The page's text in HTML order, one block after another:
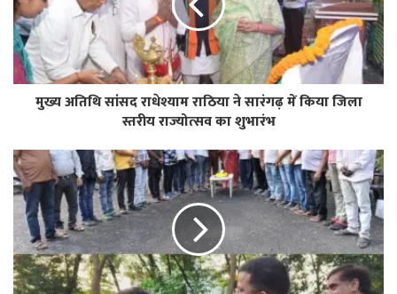
मुख्य अतिथि सांसद राधेश्याम राठिया ने सारंगढ़ में किया जिला
स्तरीय राज्योत्सव का शुभारंभ